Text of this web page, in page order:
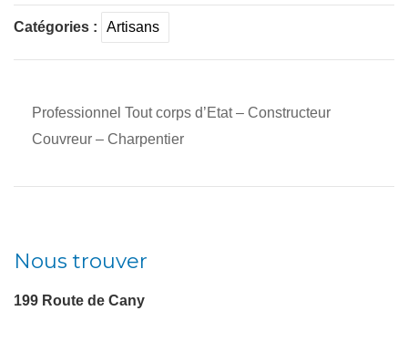
Catégories : Artisans
Professionnel Tout corps d’Etat – Constructeur
Couvreur – Charpentier
Nous trouver
199 Route de Cany